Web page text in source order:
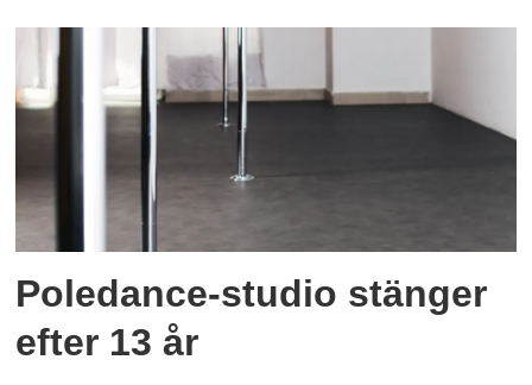
Poledance-studio stänger
efter 13 år